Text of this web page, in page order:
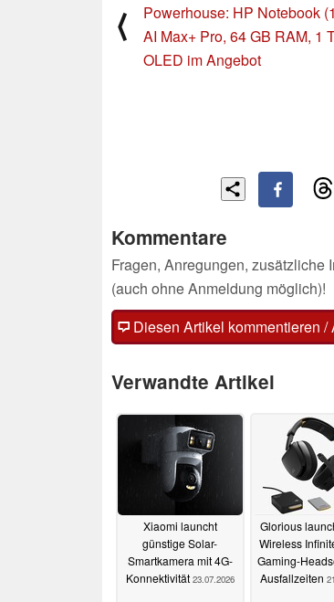
⟨
Powerhouse: HP Notebook
AI Max+ Pro, 64 GB RAM, 1
OLED im Angebot
Kommentare
Fragen, Anregungen, zusätzliche
(auch ohne Anmeldung möglich)!
Diesen Artikel kommentieren /
Verwandte Artikel
Xiaomi launcht
günstige Solar-
Smartkamera mit 4G-
Konnektivität 23.07.2026
Glorious
Wireless
Gaming-
Ausfallzeiten